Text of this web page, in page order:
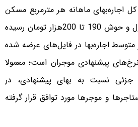
اجاره‌‌‌‌بهای ماهانه هر مترمربع مسکن
در شهر تهران به رقمی حول و حوش 190 تا 200‌هزار تومان رسیده
متوسط اجاره‌‌‌‌بها در فایل‌‌‌‌های عرضه شده
نرخ‌های پیشنهادی موجران است؛ معمولا
نسبت به بهای پیشنهادی، در
و موجرها مورد توافق قرار گرفته